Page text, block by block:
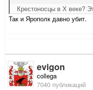
Крестоносцы в Х веке?
Так и Ярополк давно убит.
evigon
collega
7040 публикаций